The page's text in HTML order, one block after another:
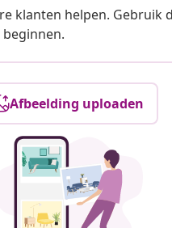
klanten helpen. Gebruik
Afbeelding uploaden